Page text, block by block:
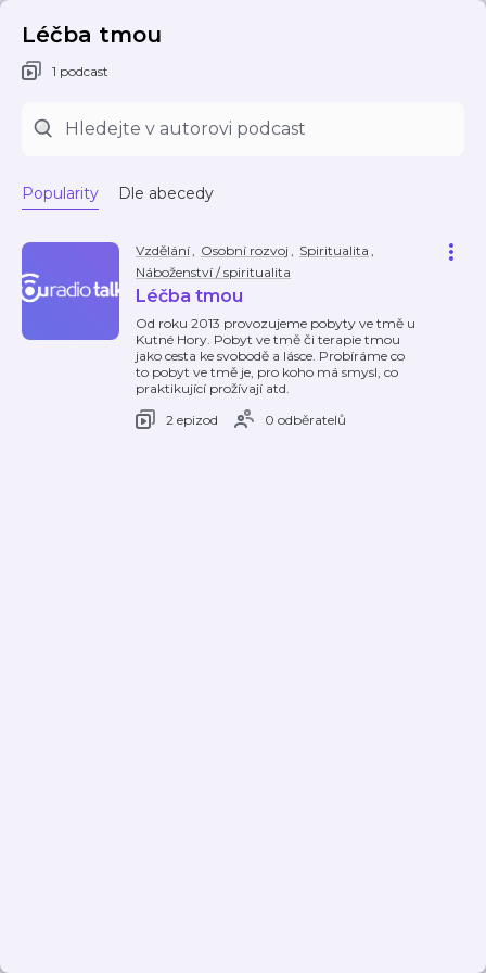
Léčba tmou
1 podcast
Popularity Dle abecedy
Vzdělání, Osobní rozvoj , Spiritualita ,
Náboženství / spiritualita
Léčba tmou
Od roku 2013 provozujeme pobyty ve tmě u
Kutné Hory. Pobyt ve tmě či terapie tmou
jako cesta ke svobodě a lásce. Probíráme co
to pobyt ve tmě je, pro koho má smysl, co
praktikující prožívají atd.
2 epizod
0 odběratelů